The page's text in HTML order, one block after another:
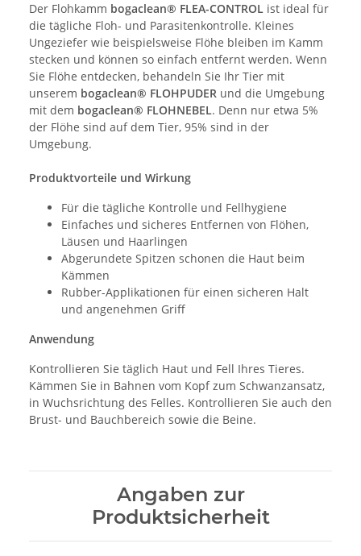
Der Flohkamm bogaclean® FLEA-CONTROL ist ideal für
die tägliche Floh- und Parasitenkontrolle. Kleines
Ungeziefer wie beispielsweise Flöhe bleiben im Kamm
stecken und können so einfach entfernt werden. Wenn
Sie Flöhe entdecken, behandeln Sie Ihr Tier mit
unserem bogaclean® FLOHPUDER und die Umgebung
mit dem bogaclean® FLOHNEBEL. Denn nur etwa 5%
der Flöhe sind auf dem Tier, 95% sind in der
Umgebung.
Produktvorteile und Wirkung
Für die tägliche Kontrolle und Fellhygiene
Einfaches und sicheres Entfernen von Flöhen,
Läusen und Haarlingen
Abgerundete Spitzen schonen die Haut beim
Kämmen
Rubber-Applikationen für einen sicheren Halt
und angenehmen Griff
Anwendung
Kontrollieren Sie täglich Haut und Fell Ihres Tieres.
Kämmen Sie in Bahnen vom Kopf zum Schwanzansatz,
in Wuchsrichtung des Felles. Kontrollieren Sie auch den
Brust- und Bauchbereich sowie die Beine.
Angaben zur
Produktsicherheit